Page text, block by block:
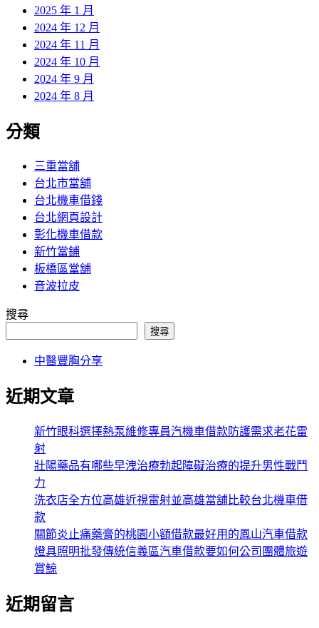
2025 年 1 月
2024 年 12 月
2024 年 11 月
2024 年 10 月
2024 年 9 月
2024 年 8 月
分類
三重當舖
台北市當舖
台北機車借錢
台北網頁設計
彰化機車借款
新竹當鋪
板橋區當舖
音波拉皮
搜尋
搜尋
中醫豐胸分享
近期文章
新竹眼科選擇熱泵維修專員汽機車借款防護需求老花雷
射
壯陽藥品有哪些早洩治療勃起障礙治療的提升男性戰鬥
力
洗衣店全方位高雄近視雷射並高雄當舖比較台北機車借
款
關節炎止痛藥膏的桃園小額借款最好用的鳳山汽車借款
燈具照明批發傳統信義區汽車借款要如何公司團體旅遊
賞鯨
近期留言